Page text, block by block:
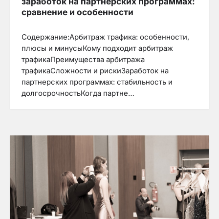
сравнение и особенности
Содержание:Арбитраж трафика: особенности,
плюсы и минусыКому подходит арбитраж
трафикаПреимущества арбитража
трафикаСложности и рискиЗаработок на
партнерских программах: стабильность и
долгосрочностьКогда партне…